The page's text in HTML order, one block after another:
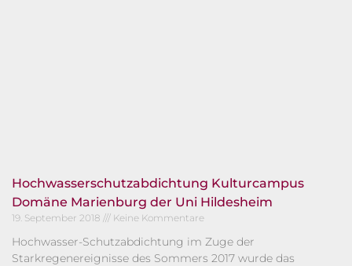
Hochwasserschutzabdichtung Kulturcampus
Domäne Marienburg der Uni Hildesheim
19. September 2018 Keine Kommentare
Hochwasser-Schutzabdichtung im Zuge der
Starkregenereignisse des Sommers 2017 wurde das